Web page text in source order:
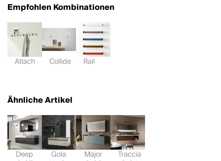
Empfohlen Kombinationen
Attach Collide Rail
Ähnliche Artikel
Deep Gola Major Traccia